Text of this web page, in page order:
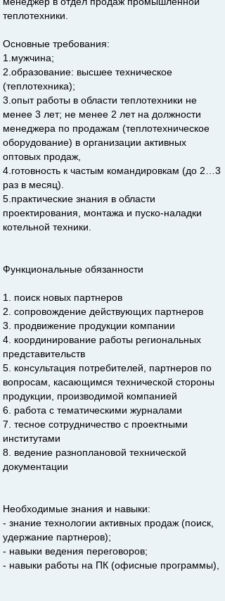
теплотехники.
Основные требования:
1.мужчина;
2.образование: высшее техническое
(теплотехника);
3.опыт работы в области теплотехники не
менее 3 лет; не менее 2 лет на должности
менеджера по продажам (теплотехническое
оборудование) в организации активных
оптовых продаж,
4.готовность к частым командировкам (до 2…3
раз в месяц).
5.практические знания в области
проектирования, монтажа и пуско-наладки
котельной техники.
Функциональные обязанности
1. поиск новых партнеров
2. сопровождение действующих партнеров
3. продвижение продукции компании
4. координирование работы региональных
представительств
5. консультация потребителей, партнеров по
вопросам, касающимся технической стороны
продукции, производимой компанией
6. работа с тематическими журналами
7. тесное сотрудничество с проектными
институтами
8. ведение разноплановой технической
документации
Необходимые знания и навыки:
- знание технологии активных продаж (поиск,
удержание партнеров);
- навыки ведения переговоров;
- навыки работы на ПК (офисные программы),